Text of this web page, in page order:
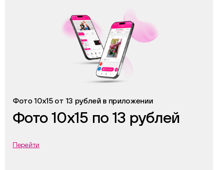
Фото 10х15 от 13 рублей в приложении
Фото 10х15 по 13 рублей
Перейти